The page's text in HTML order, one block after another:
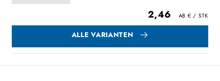
2,46
ALLE VARIANTEN